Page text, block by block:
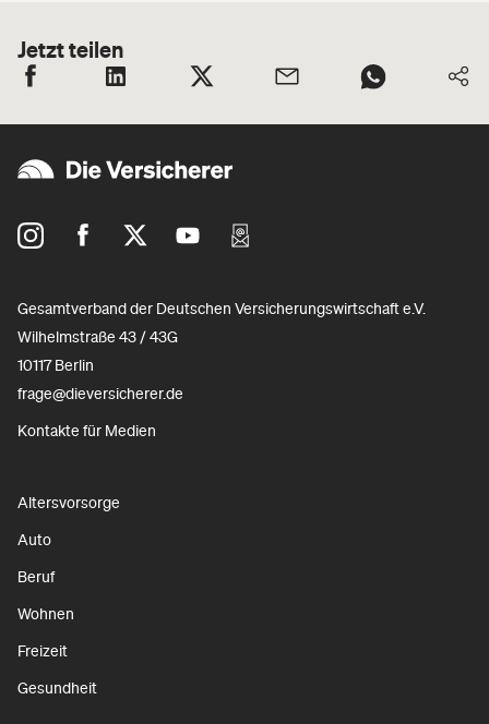
Jetzt teilen
Gesamtverband der Deutschen Versicherungswirtschaft e.V.
Wilhelmstraße 43 / 43G
10117 Berlin
frage@dieversicherer.de
Kontakte für Medien
Altersvorsorge
Auto
Beruf
Wohnen
Freizeit
Gesundheit